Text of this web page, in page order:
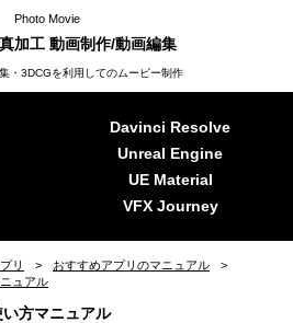
Photo Movie
加工 動画制作/動画編集
・3DCGを利用してのムービー制作
Davinci Resolve
Unreal Engine
UE Material
VFX Journey
リ
おすすめアプリのマニュアル
ュアル
方マニュアル